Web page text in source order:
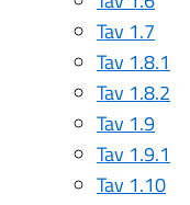
Tav 1.7
Tav 1.8.1
Tav 1.8.2
Tav 1.9
Tav 1.9.1
Tav 1.10